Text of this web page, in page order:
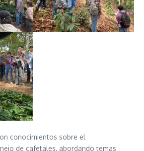
conocimientos sobre el
de cafetales, abordando temas